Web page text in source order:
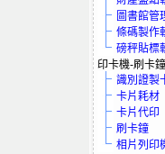
圖書館管
條碼製作
磅秤貼標
印卡機-刷卡
識別證製
卡片耗材
卡片代印
刷卡鐘
相片列印